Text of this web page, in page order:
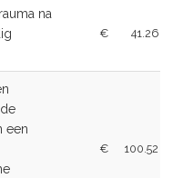
na
€ 41.26
een
€ 100.52